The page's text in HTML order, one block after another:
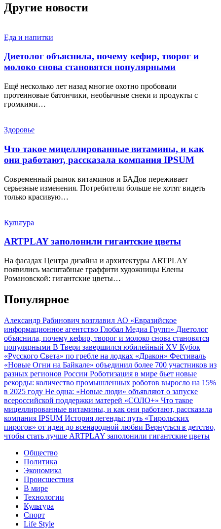
Другие новости
Еда и напитки
Диетолог объяснила, почему кефир, творог и
молоко снова становятся популярными
Ещё несколько лет назад многие охотно пробовали
протеиновые батончики, необычные снеки и продукты с
громкими…
Здоровье
Что такое мицеллированные витамины, и как
они работают, рассказала компания IPSUM
Современный рынок витаминов и БАДов переживает
серьезные изменения. Потребители больше не хотят видеть
только красивую…
Культура
ARTPLAY заполонили гигантские цветы
На фасадах Центра дизайна и архитектуры ARTPLAY
появились масштабные граффити художницы Елены
Романовской: гигантские цветы…
Популярное
Александр Рабинович возглавил АО «Евразийское
информационное агентство Глобал Медиа Групп» Диетолог
объяснила, почему кефир, творог и молоко снова становятся
популярными В Твери завершился юбилейный XV Кубок
«Русского Света» по гребле на лодках «Дракон» Фестиваль
«Новые Огни на Байкале» объединил более 700 участников из
разных регионов России Роботизация в мире бьет новые
рекорды: количество промышленных роботов выросло на 15%
в 2025 году Не одна: «Новые люди» объявляют о запуске
всероссийской поддержки матерей «СОЛО+» Что такое
мицеллированные витамины, и как они работают, рассказала
компания IPSUM История легенды: путь «Тирольских
пирогов» от идеи до всенародной любви Вернуться в детство,
чтобы стать лучше ARTPLAY заполонили гигантские цветы
Общество
Политика
Экономика
Происшествия
В мире
Технологии
Культура
Спорт
Life Style